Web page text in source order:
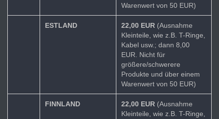
Warenwert von 50 EUR)
ESTLAND 22,00 EUR (Ausnahme
Kleinteile, wie z.B. T-Ringe,
Kabel usw.; dann 8,00
EUR. Nicht für
größere/schwerere
Produkte und über einem
Warenwert von 50 EUR)
FINNLAND 22,00 EUR (Ausnahme
Kleinteile, wie z.B. T-Ringe,